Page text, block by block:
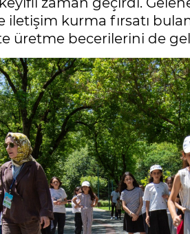
iletişim kurma fırsatı
üretme becerilerini de